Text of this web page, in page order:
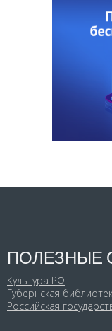
ПОЛЕЗНЫЕ
Культура РФ
Губернская
Российская